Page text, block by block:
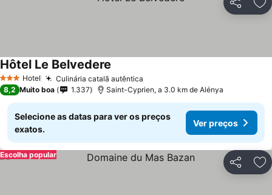
Partilhar
3 EstrelasHotel Culinária catalã autêntica
Hôtel Le Belvedere
8,2 Muito boa 1.337 Saint-Cyprien, a 3.0 km de Alénya
Selecione as datas para ver os preços
exatos.
Ver preços
Partilhar
Escolha popular